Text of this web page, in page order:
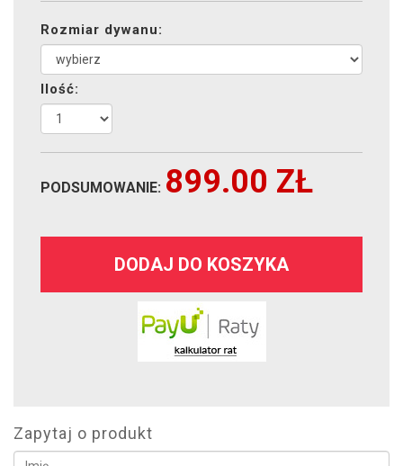
Rozmiar dywanu:
Ilość:
PODSUMOWANIE: 899.00 ZŁ
DODAJ DO KOSZYKA
Zapytaj o produkt